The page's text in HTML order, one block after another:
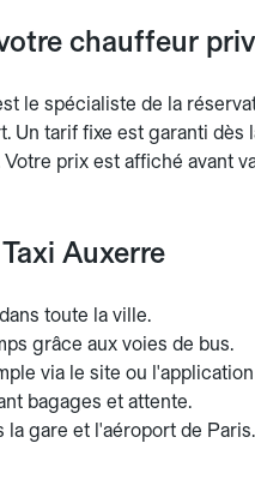
chauffeur
le spécialiste de la
Un tarif fixe est garanti
prix est affiché avant
Auxerre
toute la ville.
grâce aux voies de bus.
via le site ou
bagages et attente.
la gare et l'aéroport de Paris.